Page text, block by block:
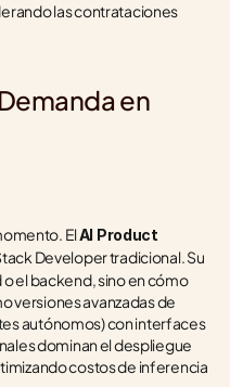
las contrataciones
en
El AI Product
Developer tradicional. Su
el backend, sino en cómo
versiones avanzadas de
autónomos) con interfaces
dominan el despliegue
costos de inferencia